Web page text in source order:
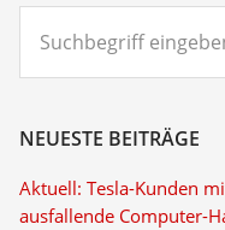
eingeben...
NEUESTE BEITRÄGE
Aktuell: Tesla-Kunden
ausfallende Computer-